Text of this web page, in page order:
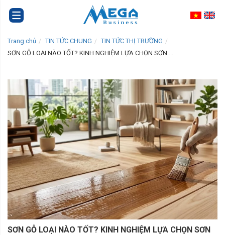
Trang chủ TIN TỨC CHUNG
TIN TỨC THỊ TRƯỜNG
SƠN GỖ LOẠI NÀO TỐT? KINH NGHIỆM LỰA CHỌN SƠN ...
SƠN GỖ LOẠI NÀO TỐT? KINH NGHIỆM LỰA CHỌN SƠN